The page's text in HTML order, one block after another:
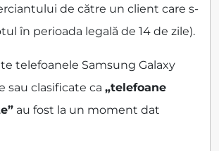
de către un client care s-
în perioada legală de 14 de zile).
telefoanele Samsung Galaxy
sau clasificate ca „telefoane
au fost la un moment dat